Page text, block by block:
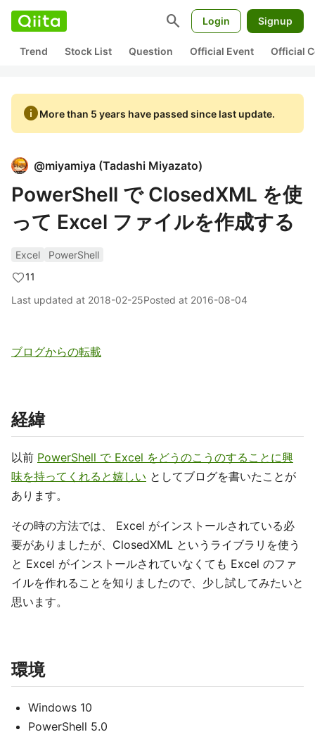
search Login Signup
Trend Stock List Question Official Event Official
infoMore than 5 years have passed since last update.
@miyamiya (Tadashi Miyazato)
PowerShell で ClosedXML を使
って Excel ファイルを作成する
Excel
PowerShell
11
Last updated at 2018-02-25Posted at 2016-08-04
ブログからの転載
経緯
以前 PowerShell で Excel をどうのこうのすることに興
味を持ってくれると嬉しい としてブログを書いたことが
あります。
その時の方法では、 Excel がインストールされている必
要がありましたが、ClosedXML というライブラリを使う
と Excel がインストールされていなくても Excel のファ
イルを作れることを知りましたので、少し試してみたいと
思います。
環境
Windows 10
PowerShell 5.0